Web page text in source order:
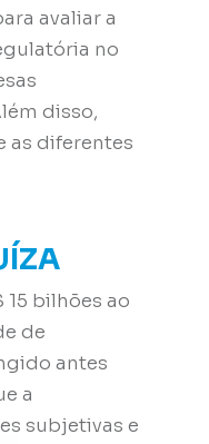
avaliar a
no
disso,
as diferentes
bilhões ao
de
antes
a
subjetivas e